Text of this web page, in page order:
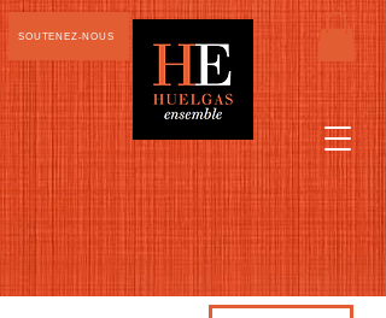
SOUTENEZ-NOUS